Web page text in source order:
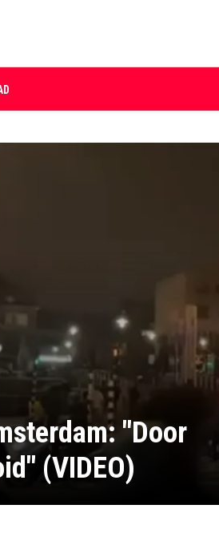
"Door
(VIDEO)